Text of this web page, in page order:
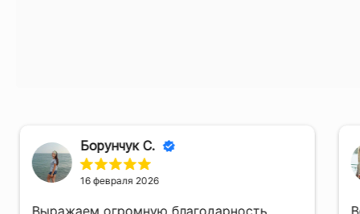
Борунчук С.
16 февраля 2026
Выражаем огромную благодарность